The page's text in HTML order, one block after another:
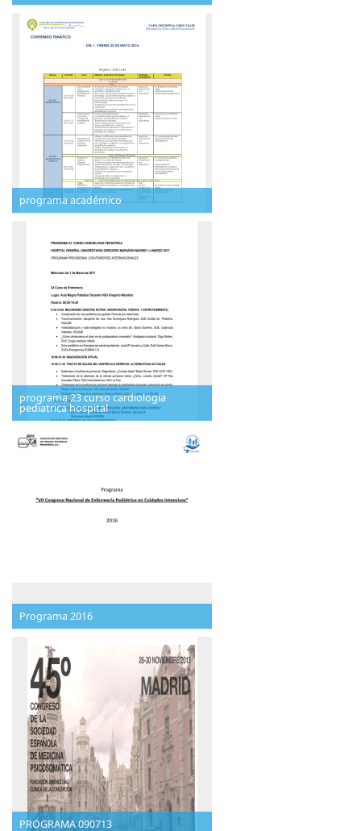
programa académico
programa 23 curso cardiologia
pediatrica hospital
Programa 2016
PROGRAMA 090713